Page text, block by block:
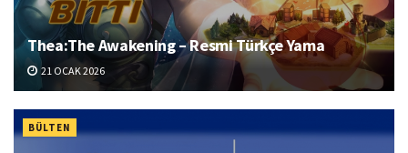
Thea:The Awakening – Resmi Türkçe Yama
21 OCAK 2026
BÜLTEN